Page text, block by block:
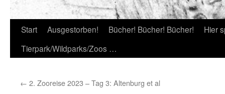
Start Ausgestorben! Bücher! Bücher! Bücher!
Hier
Tierpark/Wildparks/Zoos …
← 2. Zooreise 2023 – Tag 3: Altenburg et al